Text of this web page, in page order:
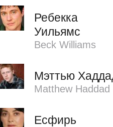
Ребекка
Уильямс
Beck Williams
Мэттью
Matthew Haddad
Есфирь